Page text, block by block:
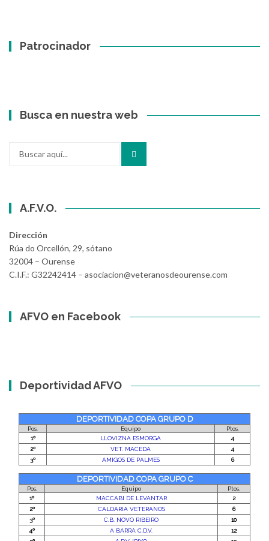
Patrocinador
Busca en nuestra web
A.F.V.O.
Dirección
Rúa do Orcellón, 29, sótano
32004 – Ourense
C.I.F.: G32242414 – asociacion@veteranosdeourense.com
AFVO en Facebook
Deportividad AFVO